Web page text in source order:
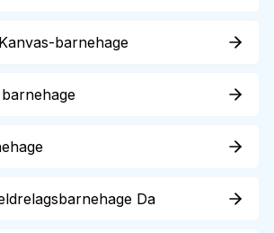
barnehage
Da